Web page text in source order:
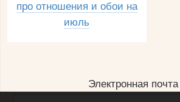
про отношения и обои на
июль
Электронная почта